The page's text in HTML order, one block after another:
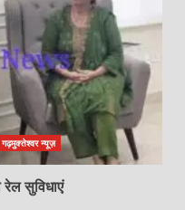
न्यूज़
रेल सुविधाएं